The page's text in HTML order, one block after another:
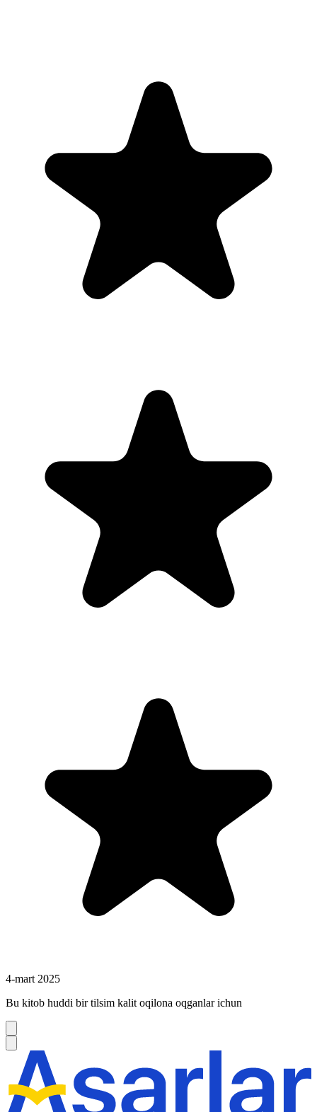
4-mart 2025
Bu kitob huddi bir tilsim kalit oqilona oqganlar ichun